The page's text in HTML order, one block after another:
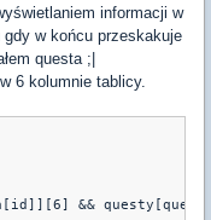
informacji w
w końcu przeskakuje
questa ;|
6 kolumnie tablicy.
&&